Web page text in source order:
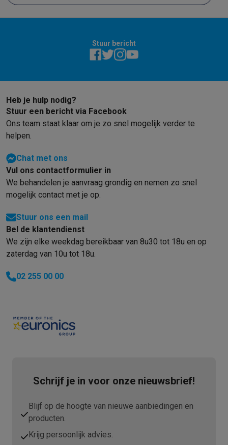
Stuur bericht
Heb je hulp nodig?
Stuur een bericht via Facebook
Ons team staat klaar om je zo snel mogelijk verder te
helpen.
Chat met ons
Vul ons contactformulier in
We behandelen je aanvraag grondig en nemen zo snel
mogelijk contact met je op.
Stuur ons een mail
Bel de klantendienst
We zijn elke weekdag bereikbaar van 8u30 tot 18u en op
zaterdag van 10u tot 18u.
02 255 00 00
Schrijf je in voor onze nieuwsbrief!
Blijf op de hoogte van nieuwe aanbiedingen en
producten.
Krijg persoonlijk advies.